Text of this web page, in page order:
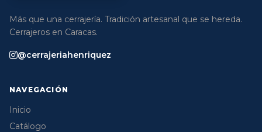
Más que una cerrajería. Tradición artesanal que se hereda.
Cerrajeros en Caracas.
@cerrajeriahenriquez
NAVEGACIÓN
Inicio
Catálogo